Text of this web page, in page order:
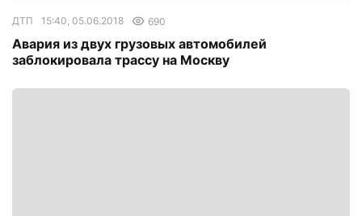
ДТП 15:40, 05.06.2018 690
Авария из двух грузовых автомобилей
заблокировала трассу на Москву